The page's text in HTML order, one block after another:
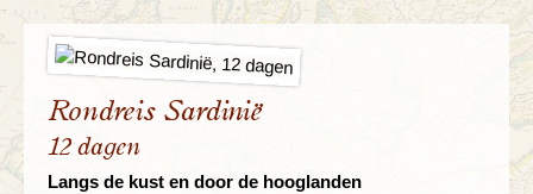
Rondreis Sardinië
12 dagen
Langs de kust en door de hooglanden